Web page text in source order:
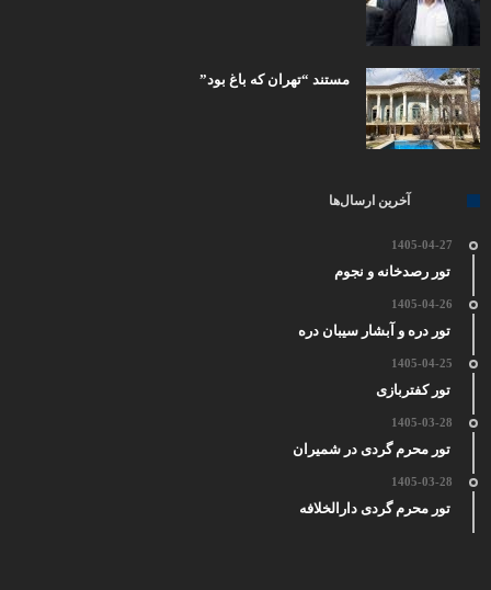
مستند “تهران که باغ بود”
آخرین ارسال‌ها
1405-04-27
تور رصدخانه و نجوم
1405-04-26
تور دره و آبشار سیبان دره
1405-04-25
تور کفتربازی
1405-03-28
تور محرم گردی در شمیران
1405-03-28
تور محرم گردی دارالخلافه